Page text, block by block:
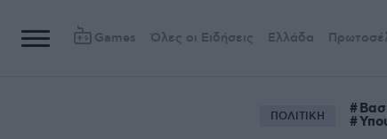
Games Όλες οι Ειδήσεις Ελλάδα
ΠΟΛΙΤΙΚΗ